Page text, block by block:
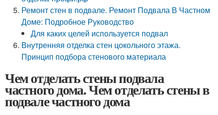
Ремонт стен в подвале. Ремонт Подвала В Частном
Доме: Подробное Руководство
Для каких целей используется подвал
Внутренняя отделка стен цокольного этажа.
Принцип подбора стенового материала
Чем отделать стены подвала
частного дома. Чем отделать стены в
подвале частного дома